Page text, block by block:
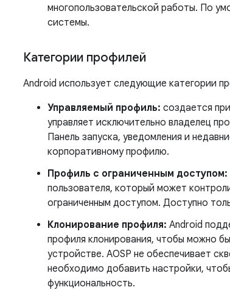
многопользовательской работы. По
системы.
Категории профилей
Android использует следующие категории
Управляемый профиль: создается
управляет исключительно владелец
Панель запуска, уведомления и
корпоративному профилю.
Профиль с ограниченным доступом:
пользователя, который может
ограниченным доступом. Доступно
Клонирование профиля: Android
профиля клонирования, чтобы можно
устройстве. AOSP не обеспечивает
необходимо добавить настройки,
функциональность.